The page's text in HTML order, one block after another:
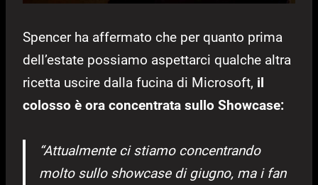
Spencer ha affermato che per quanto prima
dell’estate possiamo aspettarci qualche altra
ricetta uscire dalla fucina di Microsoft, il
colosso è ora concentrata sullo Showcase:
“Attualmente ci stiamo concentrando
molto sullo showcase di giugno, ma i fan